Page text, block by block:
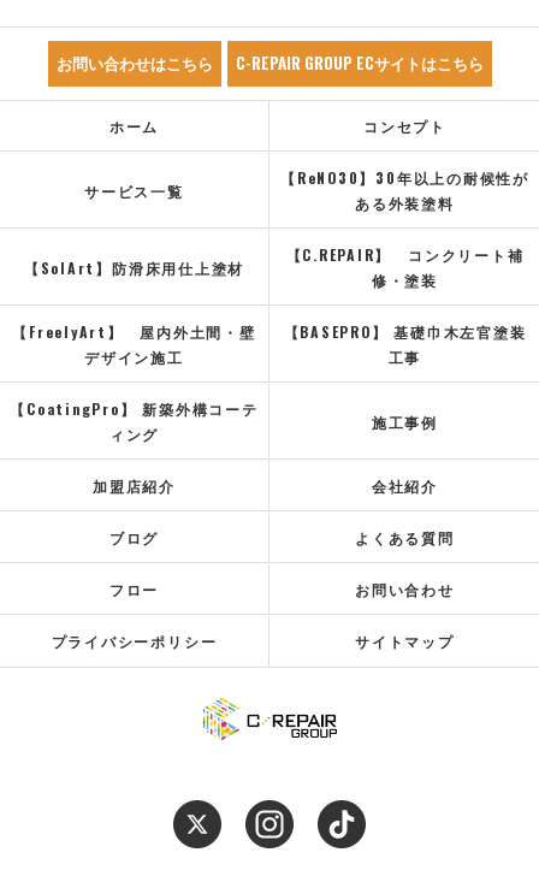
お問い合わせはこちら C-REPAIR GROUP ECサイトはこちら
ホーム コンセプト
サービス一覧
【ReNO30】30年以上の耐候性が
ある外装塗料
【SolArt】防滑床用仕上塗材
【C.REPAIR】 コンクリート補
修・塗装
【FreelyArt】 屋内外土間・壁
デザイン施工
【BASEPRO】 基礎巾木左官塗装
工事
【CoatingPro】 新築外構コーテ
ィング
施工事例
加盟店紹介 会社紹介
ブログ よくある質問
フロー お問い合わせ
プライバシーポリシー サイトマップ